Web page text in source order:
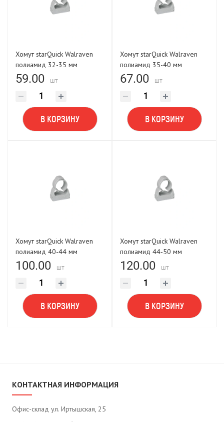
Хомут starQuick Walraven
полиамид 32-35 мм
59.00 шт
В КОРЗИНУ
Хомут starQuick Walraven
полиамид 35-40 мм
67.00 шт
В КОРЗИНУ
Хомут starQuick Walraven
полиамид 40-44 мм
100.00 шт
В КОРЗИНУ
Хомут starQuick Walraven
полиамид 44-50 мм
120.00 шт
В КОРЗИНУ
КОНТАКТНАЯ ИНФОРМАЦИЯ
Офис-склад ул. Иртышская, 25